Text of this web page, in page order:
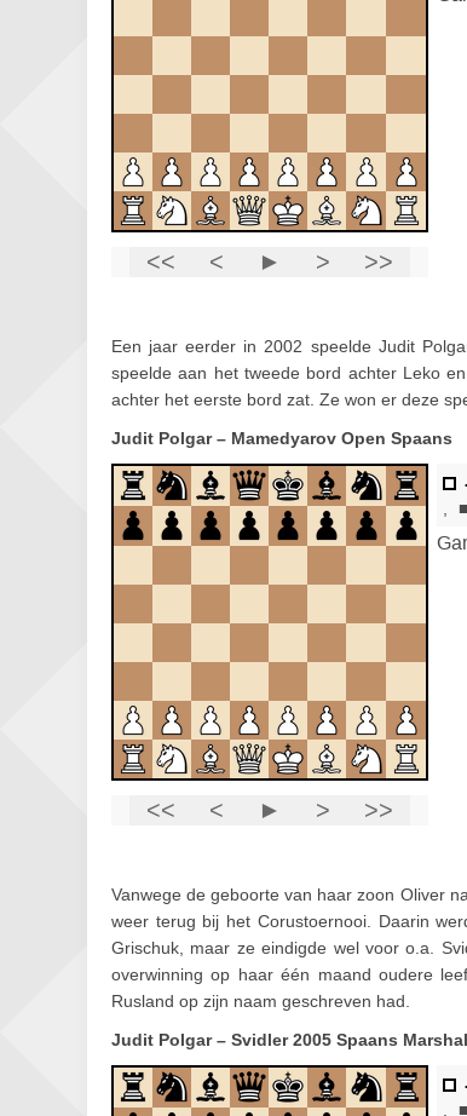
Een jaar eerder in 2002 speelde Judit
speelde aan het tweede bord achter Leko
achter het eerste bord zat. Ze won er deze
Judit Polgar – Mamedyarov Open Spaans
Vanwege de geboorte van haar zoon Oliver
weer terug bij het Corustoernooi. Daarin
Grischuk, maar ze eindigde wel voor o.a.
overwinning op haar één maand oudere
Rusland op zijn naam geschreven had.
Judit Polgar – Svidler 2005 Spaans